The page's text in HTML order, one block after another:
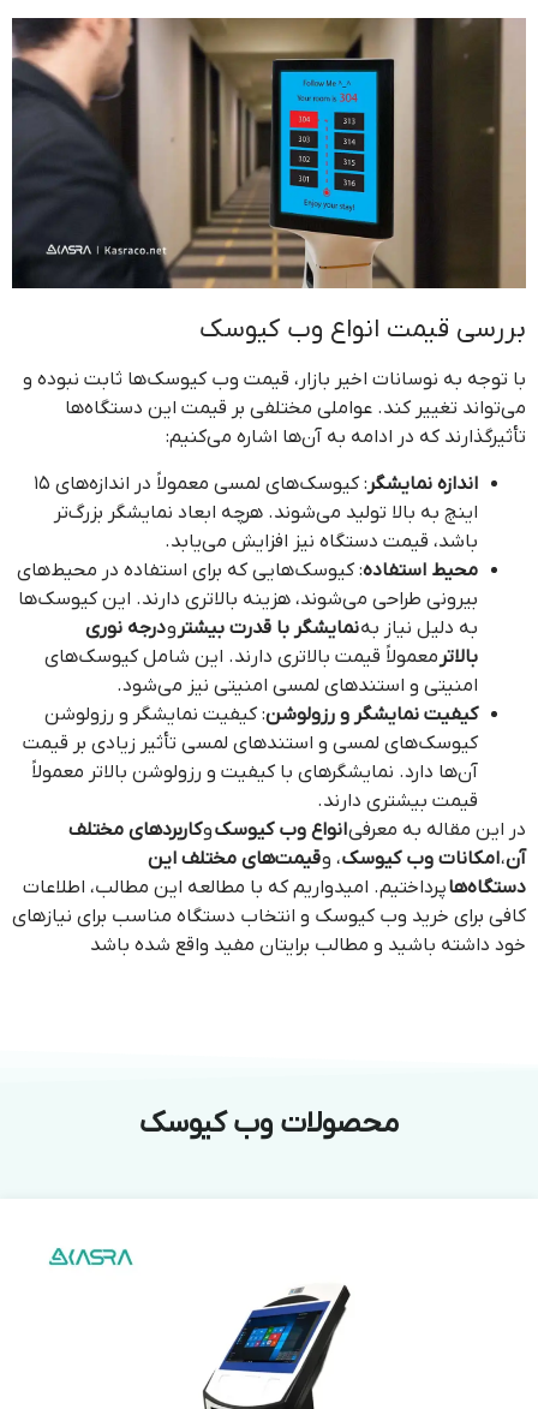
بررسی قیمت انواع وب کیوسک
با توجه به نوسانات اخیر بازار، قیمت وب کیوسک‌ها ثابت نبوده و
می‌تواند تغییر کند. عواملی مختلفی بر قیمت این دستگاه‌ها
تأثیرگذارند که در ادامه به آن‌ها اشاره می‌کنیم:
اندازه نمایشگر
: کیوسک‌های لمسی معمولاً در اندازه‌های 15
اینچ به بالا تولید می‌شوند. هرچه ابعاد نمایشگر بزرگ‌تر
باشد، قیمت دستگاه نیز افزایش می‌یابد.
محیط استفاده: کیوسک‌هایی که برای استفاده در محیط‌های
بیرونی طراحی می‌شوند، هزینه بالاتری دارند. این کیوسک‌ها
به دلیل نیاز بهنمایشگر با قدرت بیشتر ودرجه نوری
بالاتر معمولاً قیمت بالاتری دارند. این شامل کیوسک‌های
امنیتی و استندهای لمسی امنیتی نیز می‌شود.
کیفیت نمایشگر و رزولوشن: کیفیت نمایشگر و رزولوشن
کیوسک‌های لمسی و استندهای لمسی تأثیر زیادی بر قیمت
آن‌ها دارد. نمایشگرهای با کیفیت و رزولوشن بالاتر معمولاً
قیمت بیشتری دارند.
در این مقاله به معرفیانواع وب کیوسکوکاربردهای مختلف
آن،امکانات وب کیوسک، وقیمت‌های مختلف این
دستگاه‌هاپرداختیم. امیدواریم که با مطالعه این مطالب، اطلاعات
کافی برای خرید وب کیوسک و انتخاب دستگاه مناسب برای نیازهای
خود داشته باشید و مطالب برایتان مفید واقع شده باشد
محصولات وب کیوسک